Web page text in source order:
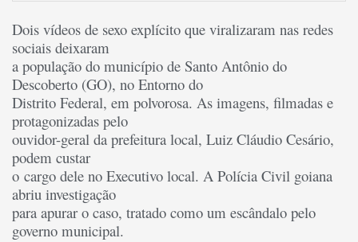
Dois vídeos de sexo explícito que viralizaram nas redes
sociais deixaram
a população do município de Santo Antônio do
Descoberto (GO), no Entorno do
Distrito Federal, em polvorosa. As imagens, filmadas e
protagonizadas pelo
ouvidor-geral da prefeitura local, Luiz Cláudio Cesário,
podem custar
o cargo dele no Executivo local. A Polícia Civil goiana
abriu investigação
para apurar o caso, tratado como um escândalo pelo
governo municipal.